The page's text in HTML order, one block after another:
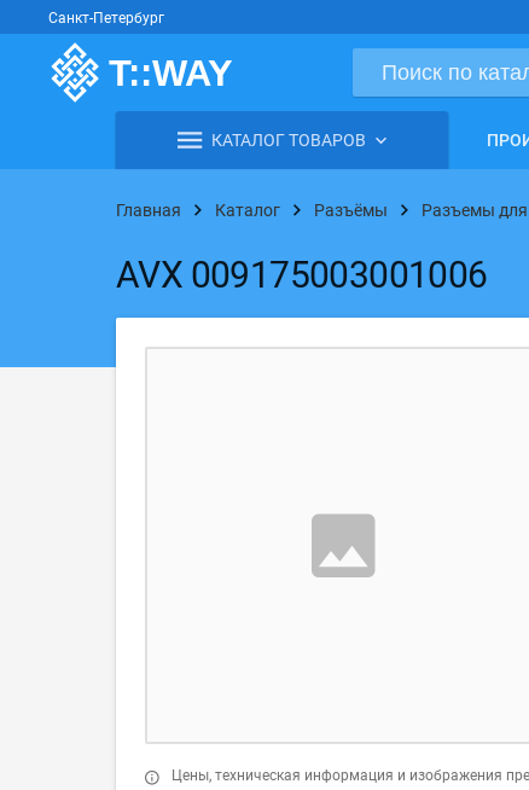
Санкт-Петербург
КАТАЛОГ ТОВАРОВ
Главная Каталог Разъёмы Разъемы
AVX 009175003001006
Цены, техническая информация и изображения